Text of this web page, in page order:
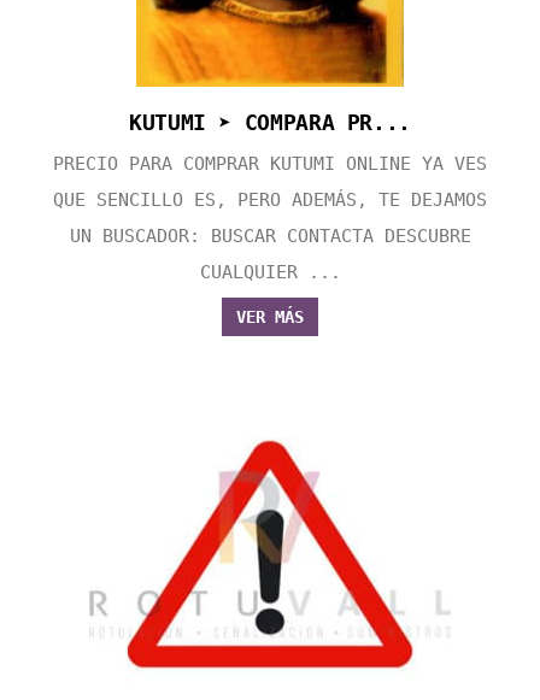
KUTUMI ➤ COMPARA PR...
PRECIO PARA COMPRAR KUTUMI ONLINE YA VES
QUE SENCILLO ES, PERO ADEMÁS, TE DEJAMOS
UN BUSCADOR: BUSCAR CONTACTA DESCUBRE
CUALQUIER ...
VER MÁS